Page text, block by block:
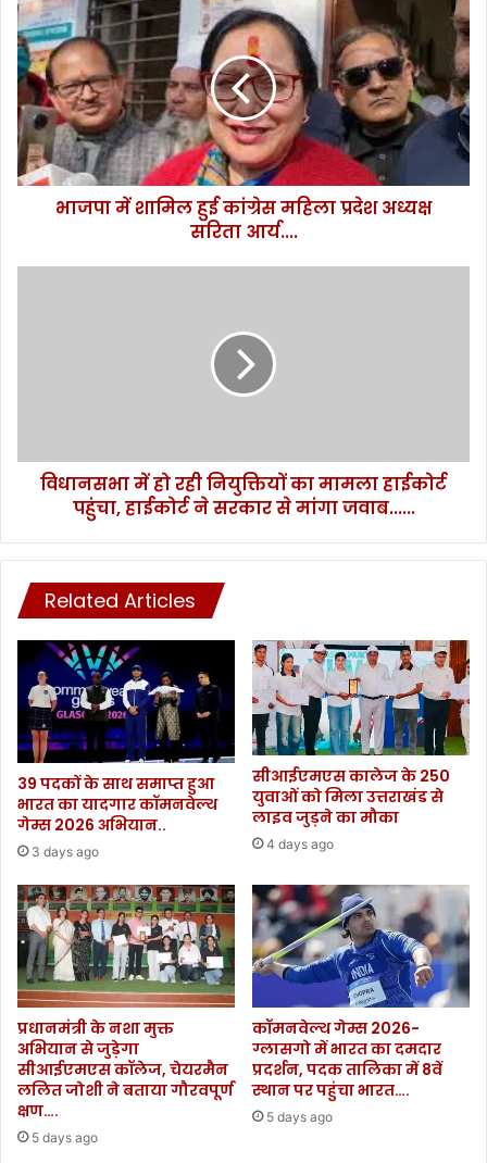
में
शामिल
हुई
कांग्रेस
महिला
प्रदेश
अध्यक्ष
सरिता
भाजपा में शामिल हुई कांग्रेस महिला प्रदेश अध्यक्ष
सरिता आर्य....
पहुंचा,
हाईकोर्ट
जवाब......
विधानसभा में हो रही नियुक्तियों का मामला हाईकोर्ट
पहुंचा, हाईकोर्ट ने सरकार से मांगा जवाब......
Related Articles
39 पदकों के साथ समाप्त हुआ
भारत का यादगार कॉमनवेल्थ
गेम्स 2026 अभियान..
3 days ago
सीआईएमएस कालेज के 250
युवाओं को मिला उत्तराखंड से
लाइव जुड़ने का मौका
4 days ago
प्रधानमंत्री के नशा मुक्त
अभियान से जुड़ेगा
सीआईएमएस कॉलेज, चेयरमैन
ललित जोशी ने बताया गौरवपूर्ण
क्षण….
5 days ago
कॉमनवेल्थ गेम्स 2026-
ग्लासगो में भारत का दमदार
प्रदर्शन, पदक तालिका में 8वें
स्थान पर पहुंचा भारत….
5 days ago